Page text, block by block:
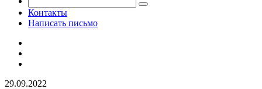
Контакты
Написать письмо
29.09.2022